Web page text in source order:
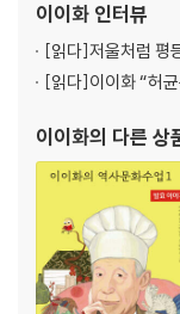
무장에서 선전포고를 하
황토현 아래 널린 주검
황토현전투에서 첫 승
황룡강 가의 기지 넘치
마침내 전주성을 점령하
화약을 맺다
5장 농민통치기구 집
민주주의의 뿌리, 집강소
농민통치기구 집강소
다. 민족문화추진회(
이이화 인터뷰
[읽다]저울처럼 평
[읽다]이이화 “허
이이화의 다른 상